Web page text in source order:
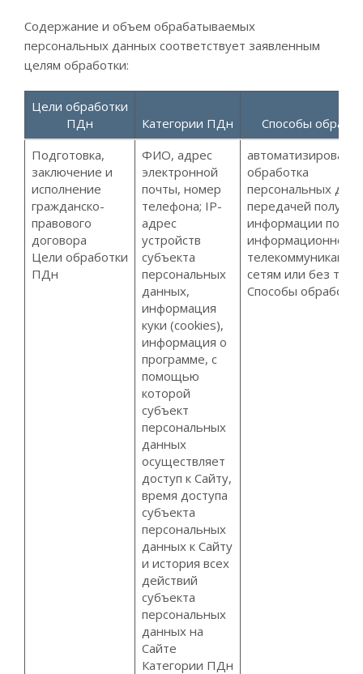
Содержание и объем обрабатываемых
персональных данных соответствует заявленным
целям обработки:
Цели обработки
ПДн
Категории ПДн
Способы
Подготовка,
заключение и
исполнение
гражданско-
правового
договора
Цели обработки
ПДн
ФИО, адрес
электронной
почты, номер
телефона; IP-
адрес
устройств
субъекта
персональных
данных,
информация
куки (cookies),
информация о
программе, с
помощью
которой
субъект
персональных
данных
осуществляет
доступ к Сайту,
время доступа
субъекта
персональных
данных к Сайту
и история всех
действий
субъекта
персональных
данных на
Сайте
Категории ПДн
обработка
персональных
передачей
информации по
информационно-
сетям или без
Способы обработки